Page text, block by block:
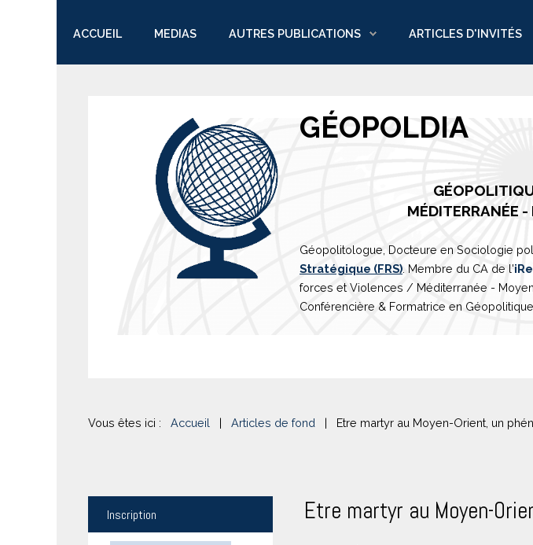
ACCUEIL MEDIAS AUTRES PUBLICATIONS ARTICLES D'INVITÉS
GÉOPOLDIA
MÉDITERRANÉE -
Géopolitologue, Docteure en Sociologie
Stratégique (FRS) . Membre du CA de l'
forces et Violences / Méditerranée -
Conférencière & Formatrice en
Vous êtes ici : Accueil | Articles de fond | Etre martyr au Moyen-Orient, un
Etre martyr au Moyen-
Inscription